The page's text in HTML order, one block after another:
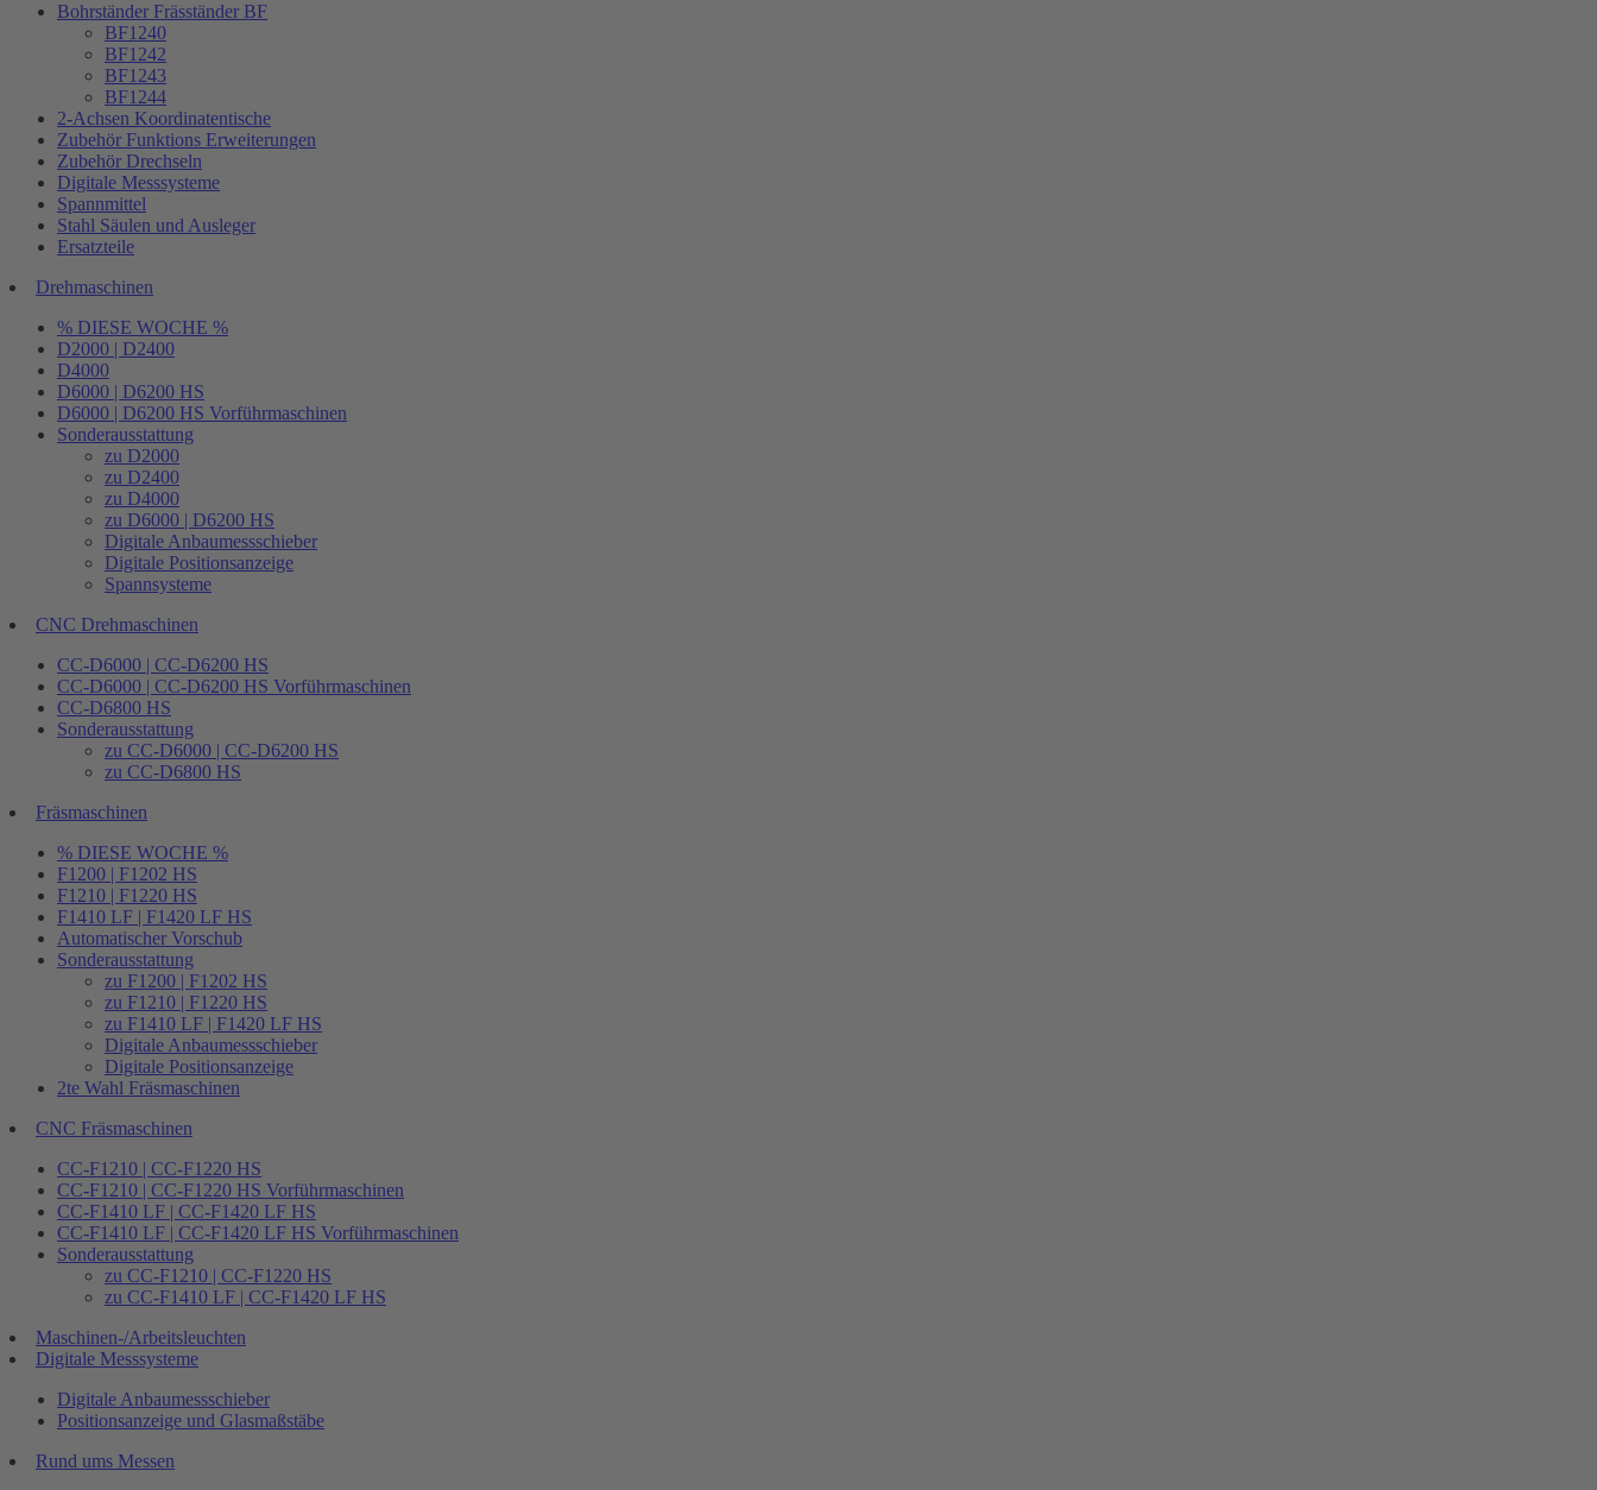
Bohrständer Fräsständer BF
BF1240
BF1242
BF1243
BF1244
2-Achsen Koordinatentische
Zubehör Funktions Erweiterungen
Zubehör Drechseln
Digitale Messsysteme
Spannmittel
Stahl Säulen und Ausleger
Ersatzteile
Drehmaschinen
% DIESE WOCHE %
D2000 | D2400
D4000
D6000 | D6200 HS
D6000 | D6200 HS Vorführmaschinen
Sonderausstattung
zu D2000
zu D2400
zu D4000
zu D6000 | D6200 HS
Digitale Anbaumessschieber
Digitale Positionsanzeige
Spannsysteme
CNC Drehmaschinen
CC-D6000 | CC-D6200 HS
CC-D6000 | CC-D6200 HS Vorführmaschinen
CC-D6800 HS
Sonderausstattung
zu CC-D6000 | CC-D6200 HS
zu CC-D6800 HS
Fräsmaschinen
% DIESE WOCHE %
F1200 | F1202 HS
F1210 | F1220 HS
F1410 LF | F1420 LF HS
Automatischer Vorschub
Sonderausstattung
zu F1200 | F1202 HS
zu F1210 | F1220 HS
zu F1410 LF | F1420 LF HS
Digitale Anbaumessschieber
Digitale Positionsanzeige
2te Wahl Fräsmaschinen
CNC Fräsmaschinen
CC-F1210 | CC-F1220 HS
CC-F1210 | CC-F1220 HS Vorführmaschinen
CC-F1410 LF | CC-F1420 LF HS
CC-F1410 LF | CC-F1420 LF HS Vorführmaschinen
Sonderausstattung
zu CC-F1210 | CC-F1220 HS
zu CC-F1410 LF | CC-F1420 LF HS
Maschinen-/Arbeitsleuchten
Digitale Messsysteme
Digitale Anbaumessschieber
Positionsanzeige und Glasmaßstäbe
Rund ums Messen